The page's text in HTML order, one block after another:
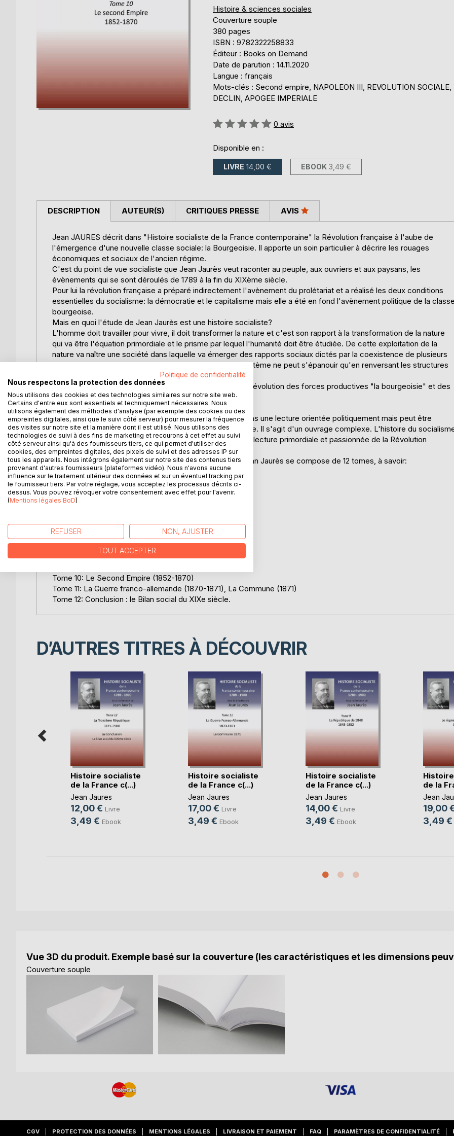
Histoire & sciences sociales
Couverture souple
380 pages
ISBN : 9782322258833
Éditeur : Books on Demand
Date de parution : 14.11.2020
Langue : français
Mots-clés : Second empire, NAPOLEON III, REVOLUTION SOCIALE,
DECLIN, APOGEE IMPERIALE
Évaluation:
0 avis
Disponible en :
LIVRE 14,00 € EBOOK 3,49 €
DESCRIPTION
Jean JAURES décrit dans "Histoire socialiste de la France contemporaine" la Révolution française à l'aube de
l'émergence d'une nouvelle classe sociale: la Bourgeoisie. Il apporte un soin particulier à décrire les rouages
économiques et sociaux de l'ancien régime.
C'est du point de vue socialiste que Jean Jaurès veut raconter au peuple, aux ouvriers et aux paysans, les
évènements qui se sont déroulés de 1789 à la fin du XIXème siècle.
Pour lui la révolution française a préparé indirectement l'avènement du prolétariat et a réalisé les deux conditions
essentielles du socialisme: la démocratie et le capitalisme mais elle a été en fond l'avènement politique de la
bourgeoise.
Mais en quoi l'étude de Jean Jaurès est une histoire socialiste?
L'homme doit travailler pour vivre, il doit transformer la nature et c'est son rapport à la transformation de la nature
qui va être l'équation primordiale et le prisme par lequel l'humanité doit être étudiée. De cette exploitation de la
nature va naître une société dans laquelle va émerger des rapports sociaux dictés par la coexistence de plusieurs
classes sociales: les forces productives. Ce nouveau système ne peut s'épanouir qu'en renversant les structures
La révolution française est née des contradictions entre l'évolution des forces productives "la bourgeoisie" et des
structures politiques héritées de la noblesse féodale.
Il ne faut pas se méprendre "L'histoire socialiste" n'est pas une lecture orientée politiquement mais peut être
aperçu comme une interprétation économique de l'histoire. Il s'agit d'un ouvrage complexe. L'histoire du
demande du temps et de la concentration mais c'est une lecture primordiale et passionnée de la Révolution
française.
L'Histoire socialiste de 1789-1900 sous la direction de Jean Jaurès se compose de 12 tomes, à savoir:
Tome 1: Introduction, La Constituante (1789-1791)
Tome 2: La Législative (1791-1792)
Tome 3: La Convention I (1792)
Tome 5: Thermidor et Directoire (1794)
Tome 6: Consulat et Empire (1799-1815)
Tome 7: La Restauration (1815-1830)
Tome 8: Le règne de Louis Philippe (1830-1848)
Tome 10: Le Second Empire (1852-1870)
Tome 11: La Guerre franco-allemande (1870-1871), La Commune (1871)
Tome 12: Conclusion : le Bilan social du XIXe siècle.
AUTEUR(S) CRITIQUES PRESSE AVIS
D’AUTRES TITRES À DÉCOUVRIR
Histoire socialiste
de la France c(...)
Jean Jaures
12,00 € Livre
3,49 € Ebook
Histoire socialiste
de la France c(...)
Jean Jaures
17,00 € Livre
3,49 € Ebook
Histoire socialiste
de la France c(...)
Jean Jaures
14,00 € Livre
3,49 € Ebook
de la
Jean
19,00
3,49 €
Vue 3D du produit. Exemple basé sur la couverture (les caractéristiques et les dimensions
Couverture souple
CGV PROTECTION DES DONNÉES MENTIONS LÉGALES LIVRAISON ET PAIEMENT FAQ PARAMÈTRES DE CONFIDENTIALITÉ
Politique de confidentialité
Nous respectons la protection des données
Nous utilisons des cookies et des technologies similaires sur notre site web.
Certains d'entre eux sont essentiels et techniquement nécessaires. Nous
utilisons également des méthodes d'analyse (par exemple des cookies ou des
empreintes digitales, ainsi que le suivi côté serveur) pour mesurer la fréquence
des visites sur notre site et la manière dont il est utilisé. Nous utilisons des
technologies de suivi à des fins de marketing et recourons à cet effet au suivi
côté serveur ainsi qu'à des fournisseurs tiers, ce qui permet d'utiliser des
cookies, des empreintes digitales, des pixels de suivi et des adresses IP sur
tous les appareils. Nous intégrons également sur notre site des contenus tiers
provenant d'autres fournisseurs (plateformes vidéo). Nous n'avons aucune
influence sur le traitement ultérieur des données et sur un éventuel tracking par
le fournisseur tiers. Par votre réglage, vous acceptez les processus décrits ci-
dessus. Vous pouvez révoquer votre consentement avec effet pour l'avenir.
(Mentions légales BoD)
REFUSER NON, AJUSTER
TOUT ACCEPTER